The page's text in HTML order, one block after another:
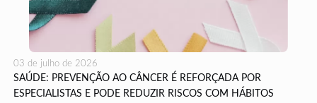
03 de julho de 2026
SAÚDE: PREVENÇÃO AO CÂNCER É REFORÇADA POR
ESPECIALISTAS E PODE REDUZIR RISCOS COM HÁBITOS